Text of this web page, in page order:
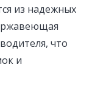
из надежных
что
и